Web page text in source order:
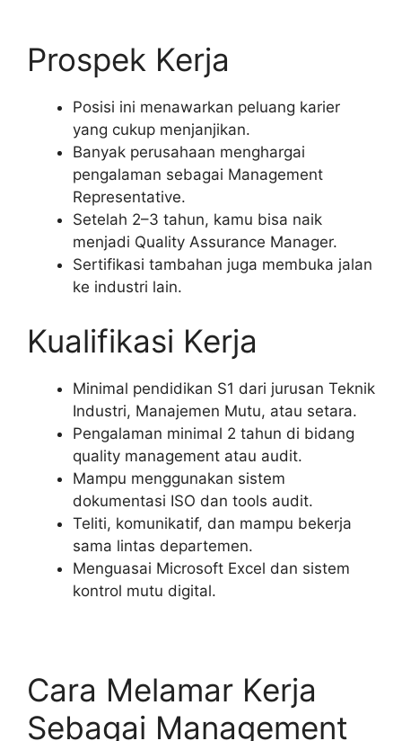
Prospek Kerja
Posisi ini menawarkan peluang karier
yang cukup menjanjikan.
Banyak perusahaan menghargai
pengalaman sebagai Management
Representative.
Setelah 2–3 tahun, kamu bisa naik
menjadi Quality Assurance Manager.
Sertifikasi tambahan juga membuka jalan
ke industri lain.
Kualifikasi Kerja
Minimal pendidikan S1 dari jurusan Teknik
Industri, Manajemen Mutu, atau setara.
Pengalaman minimal 2 tahun di bidang
quality management atau audit.
Mampu menggunakan sistem
dokumentasi ISO dan tools audit.
Teliti, komunikatif, dan mampu bekerja
sama lintas departemen.
Menguasai Microsoft Excel dan sistem
kontrol mutu digital.
Cara Melamar Kerja
Sebagai Management